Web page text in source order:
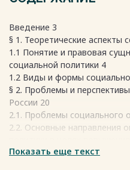
Введение 3
§ 1. Теоретические аспекты
1.1 Понятие и правовая
социальной политики 4
1.2 Виды и формы
§ 2. Проблемы и
России 20
2.1. Проблемы социального
2.2. Основные направления
Заключение 32
Показать еще текст